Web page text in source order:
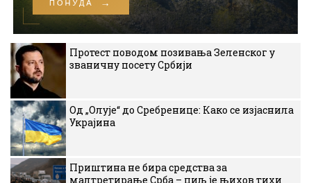
Протест поводом позивања Зеленског у
званичну посету Србији
Од „Олује“ до Сребренице: Како се изјаснила
Украјина
Приштина не бира средства за
малтретирање Срба – циљ је њихов тихи